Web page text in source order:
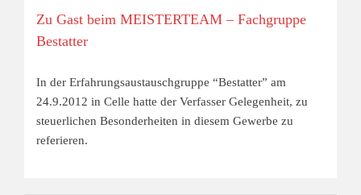
Zu Gast beim MEISTERTEAM – Fachgruppe
Bestatter
In der Erfahrungsaustauschgruppe “Bestatter” am
24.9.2012 in Celle hatte der Verfasser Gelegenheit, zu
steuerlichen Besonderheiten in diesem Gewerbe zu
referieren.